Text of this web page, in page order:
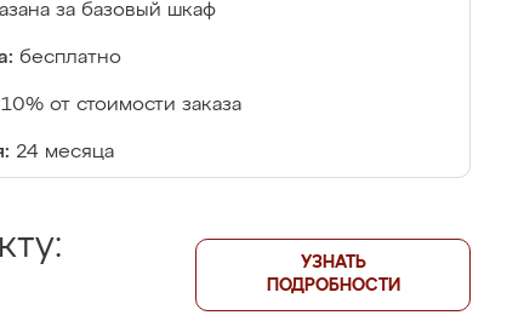
за базовый шкаф
бесплатно
10% от стоимости заказа
24 месяца
УЗНАТЬ
ПОДРОБНОСТИ